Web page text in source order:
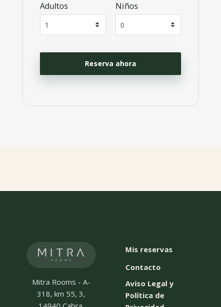
Adultos Niños
Mitra Rooms - A-
318, km 55, 3,
Mis reservas
Contacto
Aviso Legal y
Política de